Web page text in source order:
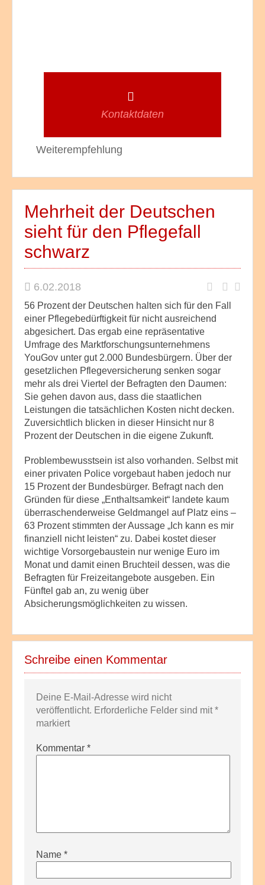
Kontaktdaten
Weiterempfehlung
Mehrheit der Deutschen
sieht für den Pflegefall
schwarz
6.02.2018
56 Prozent der Deutschen halten sich für den Fall
einer Pflegebedürftigkeit für nicht ausreichend
abgesichert. Das ergab eine repräsentative
Umfrage des Marktforschungsunternehmens
YouGov unter gut 2.000 Bundesbürgern. Über der
gesetzlichen Pflegeversicherung senken sogar
mehr als drei Viertel der Befragten den Daumen:
Sie gehen davon aus, dass die staatlichen
Leistungen die tatsächlichen Kosten nicht decken.
Zuversichtlich blicken in dieser Hinsicht nur 8
Prozent der Deutschen in die eigene Zukunft.
Problembewusstsein ist also vorhanden. Selbst mit
einer privaten Police vorgebaut haben jedoch nur
15 Prozent der Bundesbürger. Befragt nach den
Gründen für diese „Enthaltsamkeit“ landete kaum
überraschenderweise Geldmangel auf Platz eins –
63 Prozent stimmten der Aussage „Ich kann es mir
finanziell nicht leisten“ zu. Dabei kostet dieser
wichtige Vorsorgebaustein nur wenige Euro im
Monat und damit einen Bruchteil dessen, was die
Befragten für Freizeitangebote ausgeben. Ein
Fünftel gab an, zu wenig über
Absicherungsmöglichkeiten zu wissen.
Schreibe einen Kommentar
Deine E-Mail-Adresse wird nicht
veröffentlicht. Erforderliche Felder sind mit*
markiert
Kommentar *
Name *